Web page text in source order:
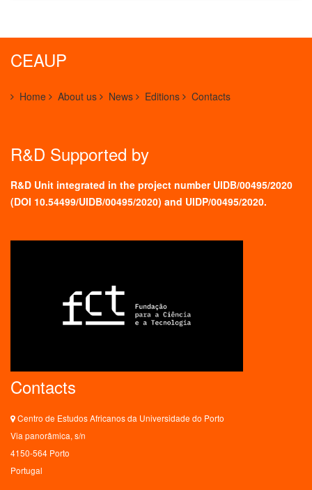
CEAUP
Home About us News Editions Contacts
R&D Supported by
R&D Unit integrated in the project number UIDB/00495/2020
(DOI 10.54499/UIDB/00495/2020) and UIDP/00495/2020.
Contacts
Centro de Estudos Africanos da Universidade do Porto
Via panorâmica, s/n
4150-564 Porto
Portugal